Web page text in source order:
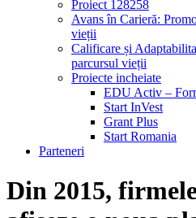
Proiect 128258
Avans în Carieră:
vieții
Calificare și
parcursul vieții
Proiecte incheiate
EDU Activ –
Start InVest
Grant Plus
Start Romania
Parteneri
Din 2015,